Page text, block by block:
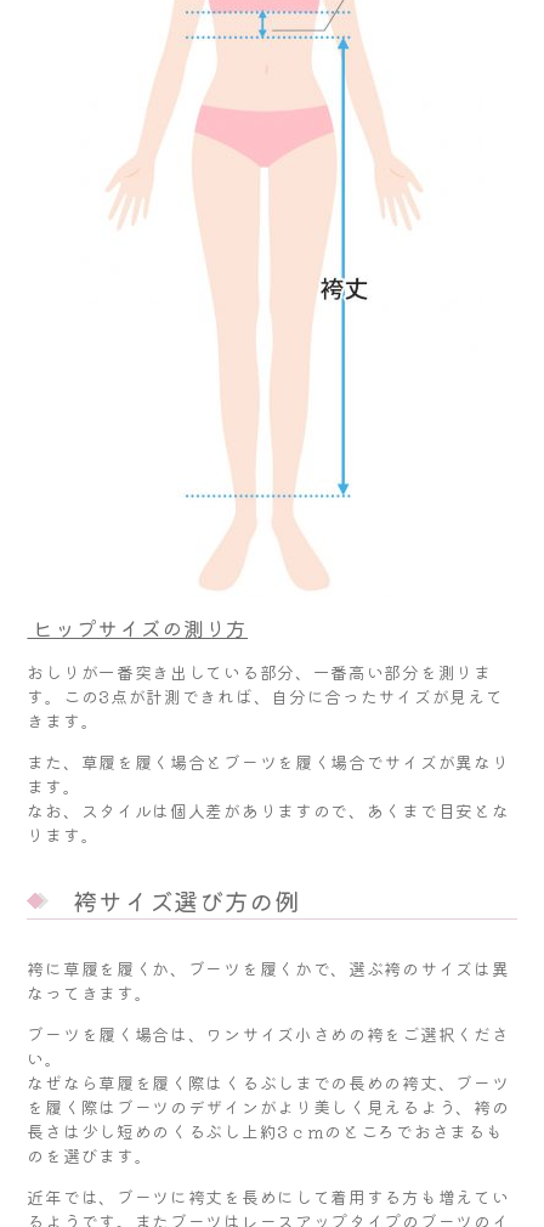
ヒップサイズの測り方
おしりが一番突き出している部分、一番高い部分を測りま
す。この3点が計測できれば、自分に合ったサイズが見えて
きます。
また、草履を履く場合とブーツを履く場合でサイズが異なり
ます。
なお、スタイルは個人差がありますので、あくまで目安とな
ります。
袴サイズ選び方の例
袴に草履を履くか、ブーツを履くかで、選ぶ袴のサイズは異
なってきます。
ブーツを履く場合は、ワンサイズ小さめの袴をご選択くださ
い。
なぜなら草履を履く際はくるぶしまでの長めの袴丈、ブーツ
を履く際はブーツのデザインがより美しく見えるよう、袴の
長さは少し短めのくるぶし上約3ｃｍのところでおさまるも
のを選びます。
近年では、ブーツに袴丈を長めにして着用する方も増えてい
るようです。またブーツはレースアップタイプのブーツのイ